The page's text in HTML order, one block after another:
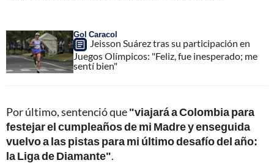
Gol Caracol
Jeisson Suárez tras su participación en
Juegos Olímpicos: "Feliz, fue inesperado; me
sentí bien"
Por último, sentenció que"viajará a Colombia para
festejar el cumpleaños de mi Madre y enseguida
vuelvo a las pistas para mi último desafío del año:
la Liga de Diamante".